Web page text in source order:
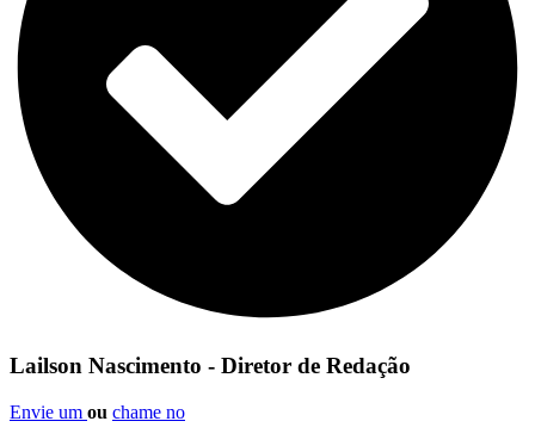
Lailson Nascimento - Diretor de Redação
Envie um ou chame no